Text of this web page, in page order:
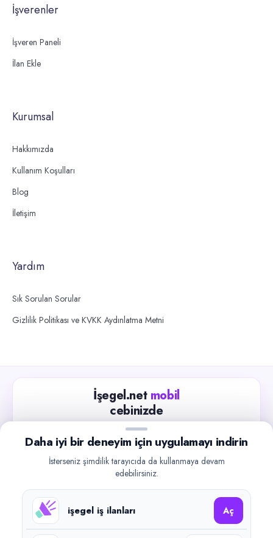
İşverenler
İşveren Paneli
İlan Ekle
Kurumsal
Hakkımızda
Kullanım Koşulları
Blog
İletişim
Yardım
Sık Sorulan Sorular
Gizlilik Politikası ve KVKK Aydınlatma Metni
İşegel.net mobil
cebinizde
Güncel iş ilanlarını takip edin, işverenlerle hızlıca
iletişime geçin.
Google Play
Daha iyi bir deneyim için uygulamayı indirin
İsterseniz şimdilik tarayıcıda da kullanmaya devam
edebilirsiniz.
işegel iş ilanları Aç